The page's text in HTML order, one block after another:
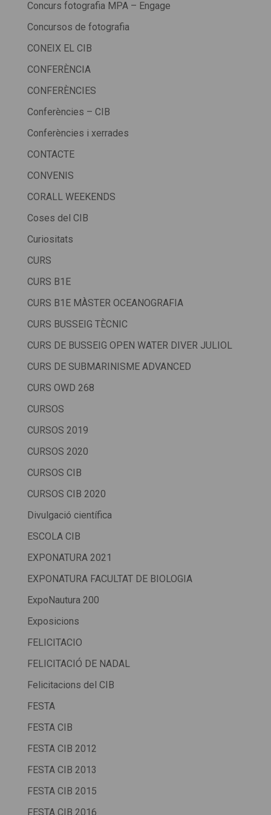
Concurs fotografia MPA – Engage
Concursos de fotografia
CONEIX EL CIB
CONFERÈNCIA
CONFERÈNCIES
Conferències – CIB
Conferències i xerrades
CONTACTE
CONVENIS
CORALL WEEKENDS
Coses del CIB
Curiositats
CURS
CURS B1E
CURS B1E MÀSTER OCEANOGRAFIA
CURS BUSSEIG TÈCNIC
CURS DE BUSSEIG OPEN WATER DIVER JULIOL
CURS DE SUBMARINISME ADVANCED
CURS OWD 268
CURSOS
CURSOS 2019
CURSOS 2020
CURSOS CIB
CURSOS CIB 2020
Divulgació científica
ESCOLA CIB
EXPONATURA 2021
EXPONATURA FACULTAT DE BIOLOGIA
ExpoNautura 200
Exposicions
FELICITACIO
FELICITACIÓ DE NADAL
Felicitacions del CIB
FESTA
FESTA CIB
FESTA CIB 2012
FESTA CIB 2013
FESTA CIB 2015
FESTA CIB 2016